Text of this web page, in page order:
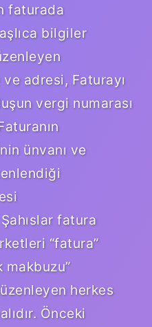
faturada
bilgiler
adresi, Faturayı
vergi numarası
ünvanı ve
fatura
“fatura”
makbuzu”
herkes
Önceki